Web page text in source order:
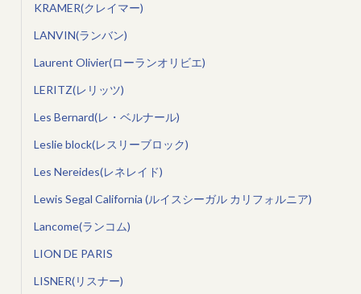
KRAMER(クレイマー)
LANVIN(ランバン)
Laurent Olivier(ローランオリビエ)
LERITZ(レリッツ)
Les Bernard(レ・ベルナール)
Leslie block(レスリーブロック)
Les Nereides(レネレイド)
Lewis Segal California (ルイスシーガル カリフォルニア)
Lancome(ランコム)
LION DE PARIS
LISNER(リスナー)